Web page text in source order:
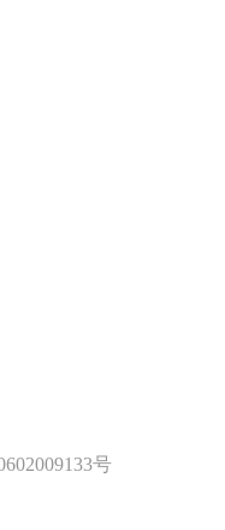
号